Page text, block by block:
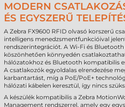
MODERN
ÉS EGYSZERŰ
A Zebra FX9600 RFID olvasó korszerű
intelligens menedzsmentfunkcióival
rendszerintegrációt. A Wi-Fi és
köszönhetően könnyedén
hálózatokhoz és Bluetooth kompatibilis
A csatlakozók egyoldalas elrendezése
karbantartást, míg a PoE/PoE+
hálózati kábelen keresztül, így nincs
A készülék kompatibilis a Zebra
Management rendszerrel, amely egy